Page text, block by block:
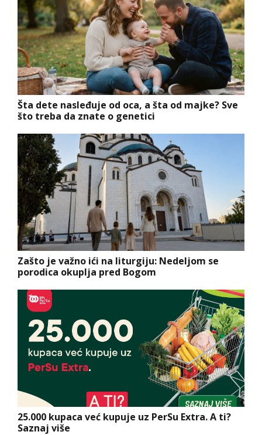
Šta dete nasleđuje od oca, a šta od majke? Sve
što treba da znate o genetici
Zašto je važno ići na liturgiju: Nedeljom se
porodica okuplja pred Bogom
25.000 kupaca već kupuje uz PerSu Extra. A ti?
Saznaj više